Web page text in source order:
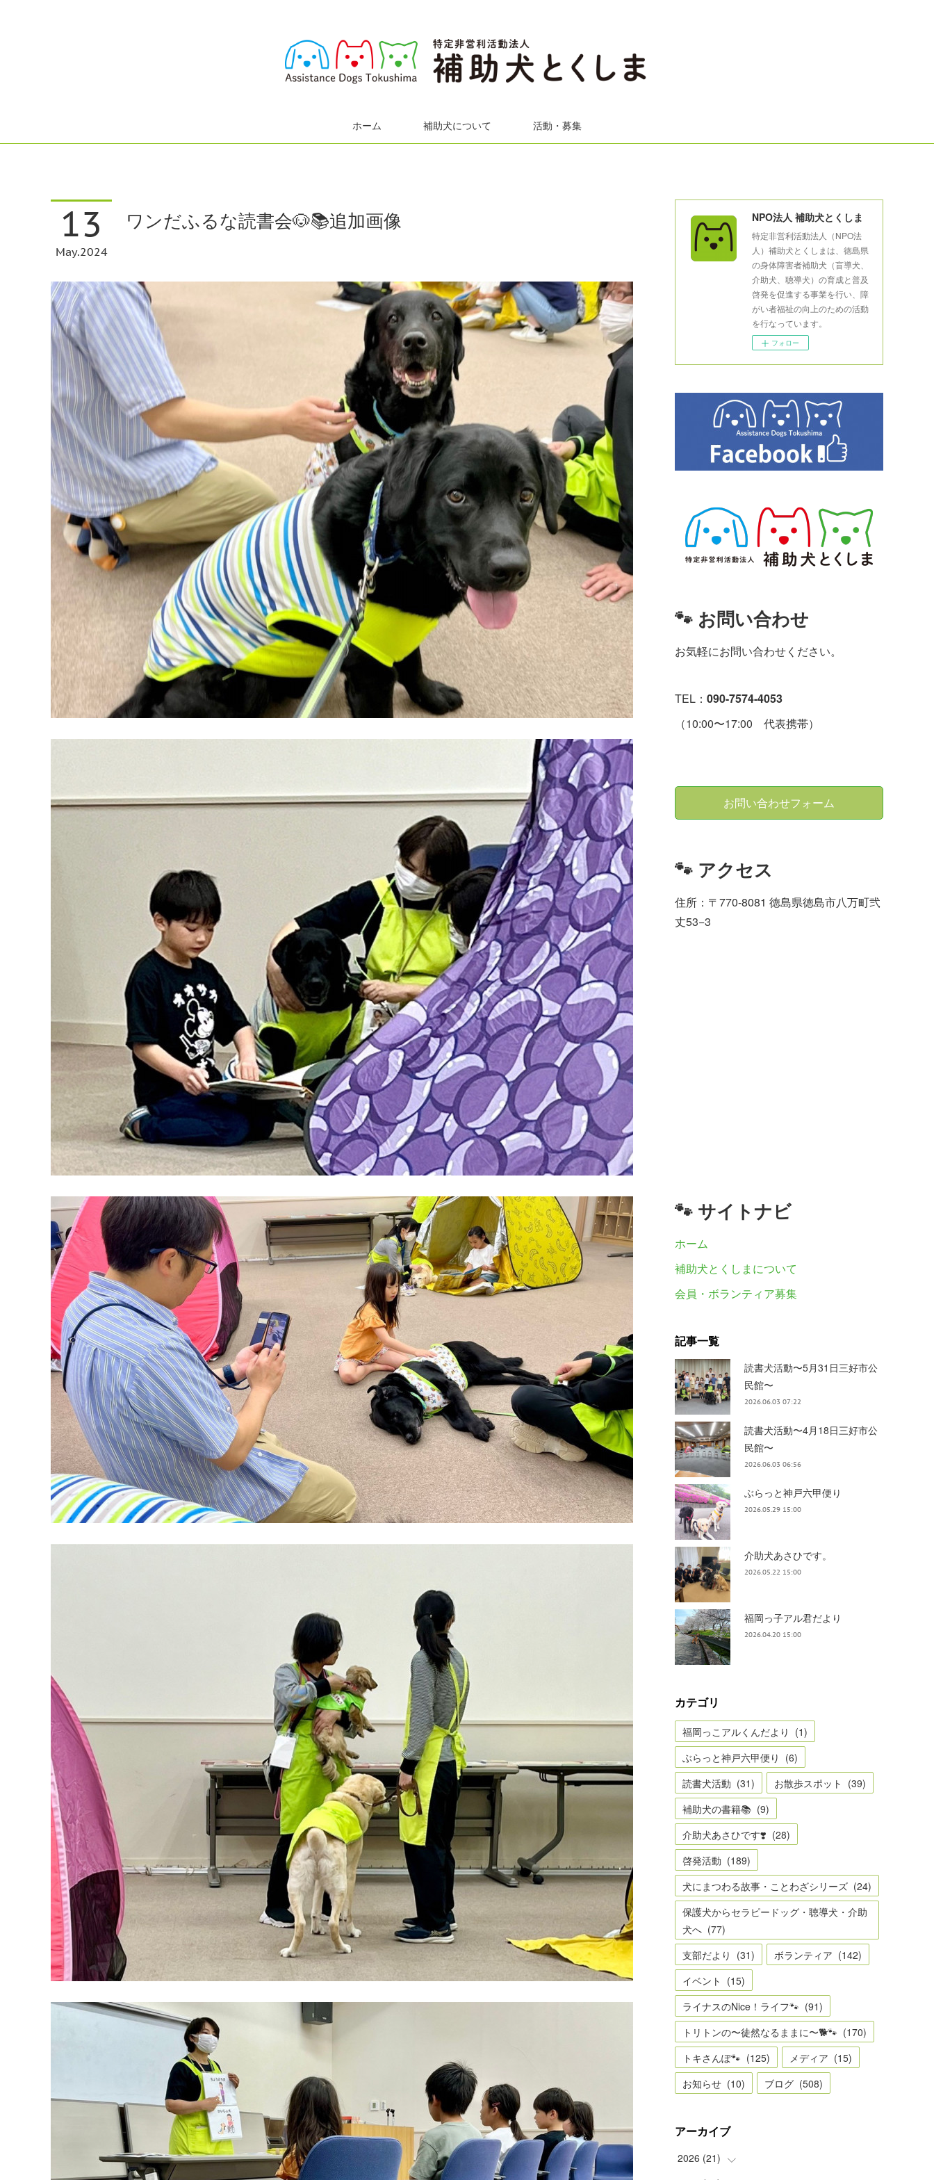
ホーム 補助犬について 活動・募集
13
May 2024
ワンだふるな読書会🐶📚追加画像 NPO法人 補助犬とくしま
特定非営利活動法人（NPO法
人）補助犬とくしまは、徳島県
の身体障害者補助犬（盲導犬、
介助犬、聴導犬）の育成と普及
啓発を促進する事業を行い、障
がい者福祉の向上のための活動
を行なっています。
フォロー
🐾 お問い合わせ
お気軽にお問い合わせください。
TEL： 090-7574-4053
（10:00〜17:00 代表携帯）
お問い合わせフォーム
🐾 アクセス
住所：〒770-8081 徳島県徳島市八万町弐
丈53−3
🐾 サイトナビ
ホーム
補助犬とくしまについて
会員・ボランティア募集
記事一覧
読書犬活動〜5月31日三好市公
民館〜
2026.06.03 07:22
読書犬活動〜4月18日三好市公
民館〜
2026.06.03 06:56
ぶらっと神戸六甲便り
2026.05.29 15:00
介助犬あさひです。
2026.05.22 15:00
福岡っ子アル君だより
2026.04.20 15:00
カテゴリ
福岡っこアルくんだより (1)
ぶらっと神戸六甲便り (6)
読書犬活動 (31) お散歩スポット (39)
補助犬の書籍📚 (9)
介助犬あさひです❣️ (28)
啓発活動 (189)
犬にまつわる故事・ことわざシリーズ (24)
保護犬からセラピードッグ・聴導犬・介助
犬へ (77)
支部だより (31) ボランティア (142)
イベント (15)
ライナスのNice！ライフ🐾 (91)
トリトンの〜徒然なるままに〜🐕🐾 (170)
トキさんぽ🐾 (125) メディア (15)
お知らせ (10) ブログ (508)
アーカイブ
2026 (21)